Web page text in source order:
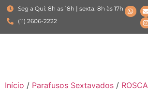
Seg a Qui: 8h as 18h | sexta: 8h às 17h
(11) 2606-2222
Início / Parafusos Sextavados / ROSCA